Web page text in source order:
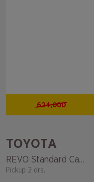
624,000
TOYOTA
REVO Standard Cab Z Edition 2.4 Entry MT SWB
Pickup 2 drs.